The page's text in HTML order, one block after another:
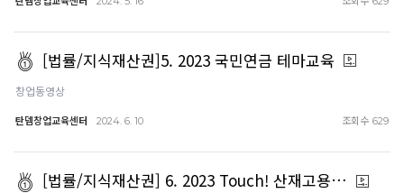
[법률/지식재산권]5. 2023 국민연금 테마교육
창업동영상
탄뎀창업교육센터 2024. 6. 10 조회수 629
[법률/지식재산권] 6. 2023 Touch! 산재고용…